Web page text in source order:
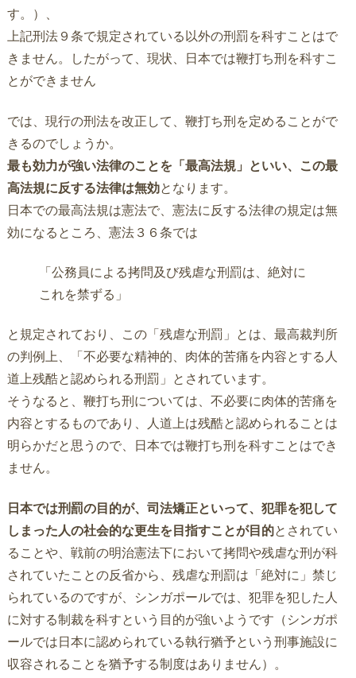
す。）、
上記刑法９条で規定されている以外の刑罰を科すことはで
きません。したがって、現状、日本では鞭打ち刑を科すこ
とができません
では、現行の刑法を改正して、鞭打ち刑を定めることがで
きるのでしょうか。
最も効力が強い法律のことを「最高法規」といい、この最
高法規に反する法律は無効となります。
日本での最高法規は憲法で、憲法に反する法律の規定は無
効になるところ、憲法３６条では
「公務員による拷問及び残虐な刑罰は、絶対に
これを禁ずる」
と規定されており、この「残虐な刑罰」とは、最高裁判所
の判例上、「不必要な精神的、肉体的苦痛を内容とする人
道上残酷と認められる刑罰」とされています。
そうなると、鞭打ち刑については、不必要に肉体的苦痛を
内容とするものであり、人道上は残酷と認められることは
明らかだと思うので、日本では鞭打ち刑を科すことはでき
ません。
日本では刑罰の目的が、司法矯正といって、犯罪を犯して
しまった人の社会的な更生を目指すことが目的とされてい
ることや、戦前の明治憲法下において拷問や残虐な刑が科
されていたことの反省から、残虐な刑罰は「絶対に」禁じ
られているのですが、シンガポールでは、犯罪を犯した人
に対する制裁を科すという目的が強いようです（シンガポ
ールでは日本に認められている執行猶予という刑事施設に
収容されることを猶予する制度はありません）。